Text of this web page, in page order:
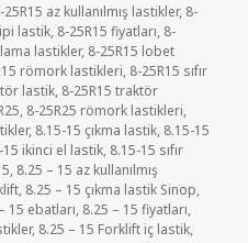
25R15 az kullanılmış lastikler, 8-
lastik, 8-25R15 fiyatları, 8-
lastikler, 8-25R15 lobet
römork lastikleri, 8-25R15 sıfır
lastik, 8-25R15 traktör
, 8-25R25 römork lastikleri,
, 8.15-15 çıkma lastik, 8.15-15
15 ikinci el lastik, 8.15-15 sıfır
, 8.25 – 15 az kullanılmış
, 8.25 – 15 çıkma lastik Sinop,
15 ebatları, 8.25 – 15 fiyatları,
, 8.25 – 15 Forklift iç lastik,